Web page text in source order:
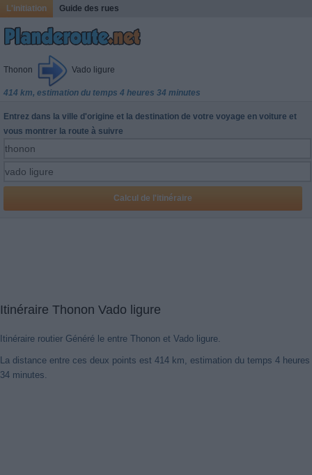
L'initiation Guide des rues
Thonon Vado ligure
414 km, estimation du temps 4 heures 34 minutes
Entrez dans la ville d'origine et la destination de votre voyage en voiture et
vous montrer la route à suivre
Itinéraire Thonon Vado ligure
Itinéraire routier Généré le entre Thonon et Vado ligure.
La distance entre ces deux points est 414 km, estimation du temps 4 heures
34 minutes.